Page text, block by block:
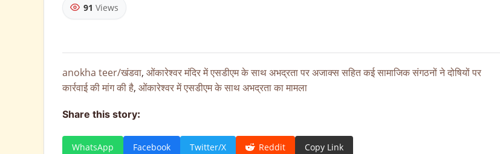
91 Views
anokha teer/खंडवा, ओंकारेश्वर मंदिर में एसडीएम के साथ अभद्रता पर अजाक्स सहित कई सामाजिक संगठनों ने दोषियों पर
कार्रवाई की मांग की है, ओंकारेश्वर में एसडीएम के साथ अभद्रता का मामला
Share this story:
WhatsApp Facebook Twitter/X Reddit Copy Link